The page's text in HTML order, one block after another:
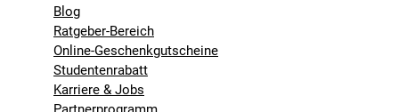
Blog
Ratgeber-Bereich
Online-Geschenkgutscheine
Studentenrabatt
Karriere & Jobs